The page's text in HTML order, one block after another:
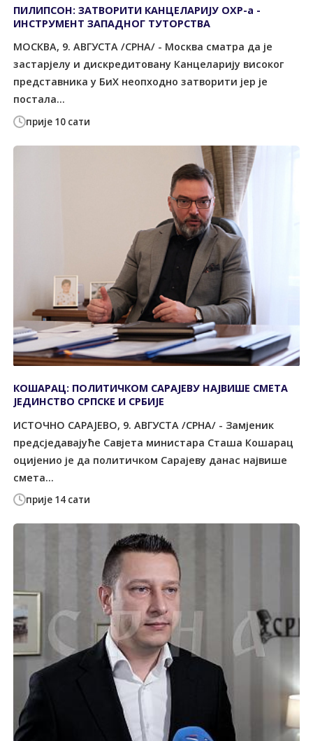
прије 10 сати
ПИЛИПСОН: ЗАТВОРИТИ КАНЦЕЛАРИЈУ ОХР-а -
ИНСТРУМЕНТ ЗАПАДНОГ ТУТОРСТВА
МОСКВА, 9. АВГУСТА /СРНА/ - Москва сматра да је
застарјелу и дискредитовану Канцеларију високог
представника у БиХ неопходно затворити јер је
постала...
прије 14 сати
КОШАРАЦ: ПОЛИТИЧКОМ САРАЈЕВУ НАЈВИШЕ СМЕТА
ЈЕДИНСТВО СРПСКЕ И СРБИЈЕ
ИСТОЧНО САРАЈЕВО, 9. АВГУСТА /СРНА/ - Замјеник
предсједавајуће Савјета министара Сташа Кошарац
оцијенио је да политичком Сарајеву данас највише
смета...